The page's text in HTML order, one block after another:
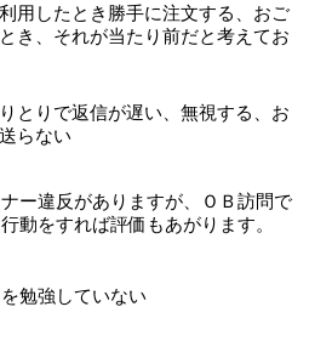
用したとき勝手に注文する、おご
き、それが当たり前だと考えてお
とりで返信が遅い、無視する、お
らない
ー違反がありますが、ＯＢ訪問で
動をすれば評価もあがります。
勉強していない